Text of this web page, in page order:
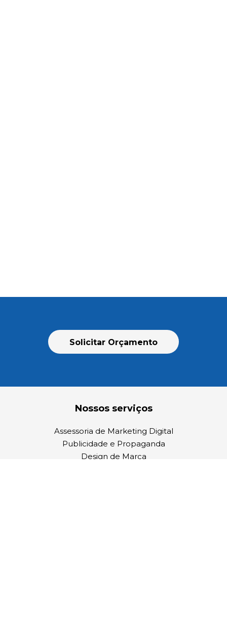
Solicitar Orçamento
Nossos serviços
Assessoria de Marketing Digital
Publicidade e Propaganda
Design de Marca